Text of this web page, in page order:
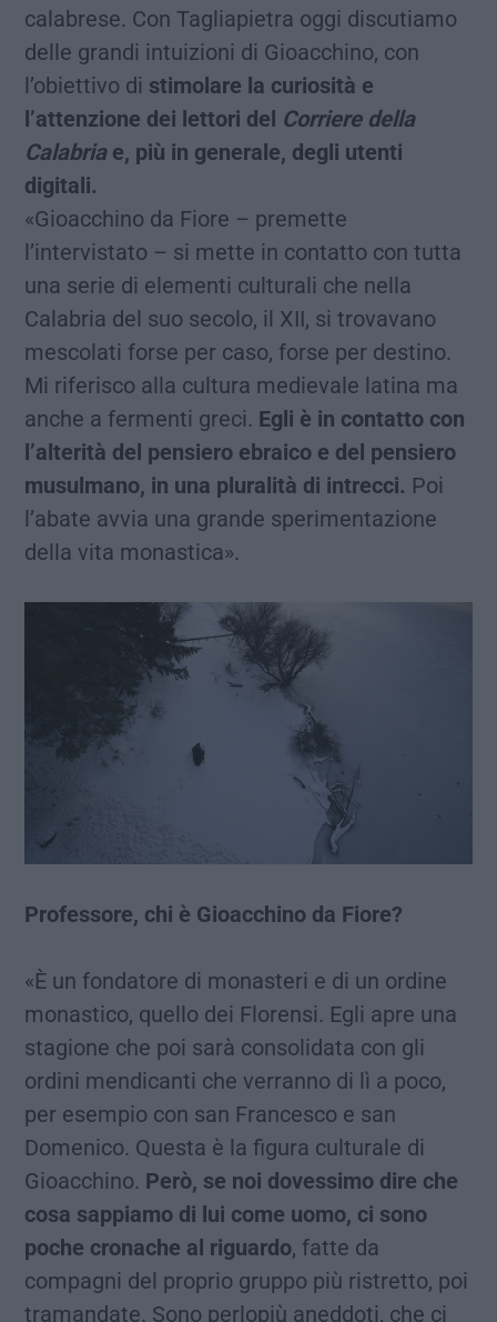
calabrese. Con Tagliapietra oggi discutiamo
delle grandi intuizioni di Gioacchino, con
l’obiettivo di stimolare la curiosità e
l’attenzione dei lettori del Corriere della
Calabriae, più in generale, degli utenti
digitali.
«Gioacchino da Fiore – premette
l’intervistato – si mette in contatto con tutta
una serie di elementi culturali che nella
Calabria del suo secolo, il XII, si trovavano
mescolati forse per caso, forse per destino.
Mi riferisco alla cultura medievale latina ma
anche a fermenti greci. Egli è in contatto con
l’alterità del pensiero ebraico e del pensiero
musulmano, in una pluralità di intrecci. Poi
l’abate avvia una grande sperimentazione
della vita monastica».
Professore, chi è Gioacchino da Fiore?
«È un fondatore di monasteri e di un ordine
monastico, quello dei Florensi. Egli apre una
stagione che poi sarà consolidata con gli
ordini mendicanti che verranno di lì a poco,
per esempio con san Francesco e san
Domenico. Questa è la figura culturale di
Gioacchino. Però, se noi dovessimo dire che
cosa sappiamo di lui come uomo, ci sono
poche cronache al riguardo, fatte da
compagni del proprio gruppo più ristretto, poi
tramandate. Sono perlopiù aneddoti, che ci